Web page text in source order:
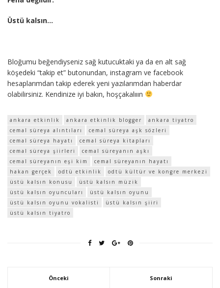
Üstü kalsın…
Bloğumu beğendiyseniz sağ kutucuktaki ya da en alt sağ
köşedeki “takip et” butonundan, instagram ve facebook
hesaplarımdan takip ederek yeni yazılarımdan haberdar
olabilirsiniz. Kendinize iyi bakın, hoşçakalııın
ankara etkinlik ankara etkinlik blogger
ankara tiyatro
cemal süreya alıntıları
cemal süreya aşk sözleri
cemal süreya hayatı
cemal süreya kitapları
cemal süreya şiirleri
cemal süreyanın aşkı
cemal süreyanın eşi kim
cemal süreyanın hayatı
hakan gerçek
odtü etkinlik
odtü kültür ve kongre merkezi
üstü kalsın konusu
üstü kalsın müzik
üstü kalsın oyuncuları
üstü kalsın oyunu
üstü kalsın oyunu vokalisti
üstü kalsın şiiri
üstü kalsın tiyatro
Önceki Sonraki